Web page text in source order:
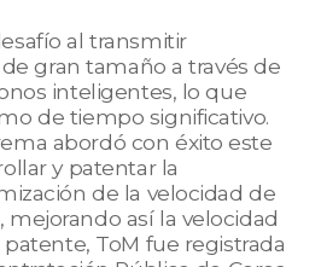
al transmitir
gran tamaño a través de
inteligentes, lo que
de tiempo significativo.
abordó con éxito este
y patentar la
de la velocidad de
mejorando así la velocidad
patente, ToM fue registrada